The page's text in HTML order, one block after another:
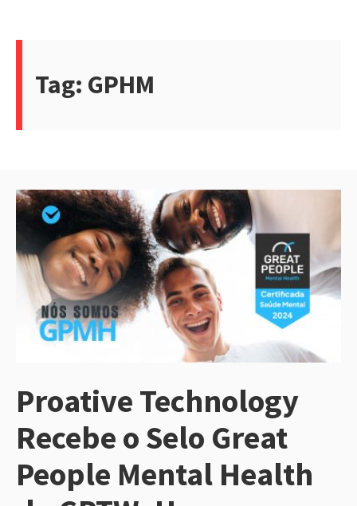
Tag: GPHM
Proative Technology
Recebe o Selo Great
People Mental Health